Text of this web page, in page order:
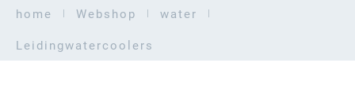
home Webshop
water
Leidingwatercoolers